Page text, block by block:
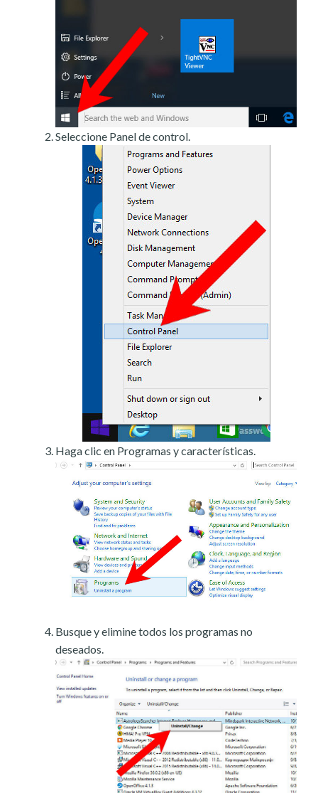
Seleccione Panel de control.
Haga clic en Programas y características.
Busque y elimine todos los programas no
deseados.